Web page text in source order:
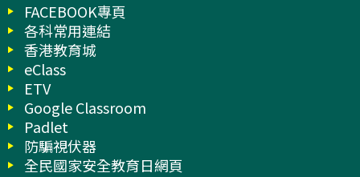
FACEBOOK專頁
各科常用連結
香港教育城
eClass
ETV
Google Classroom
Padlet
防騙視伏器
全民國家安全教育日網頁